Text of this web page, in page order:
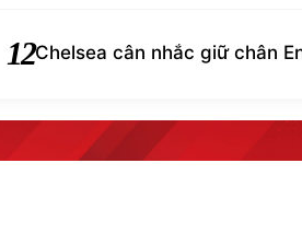
12Chelsea cân nhắc giữ chân